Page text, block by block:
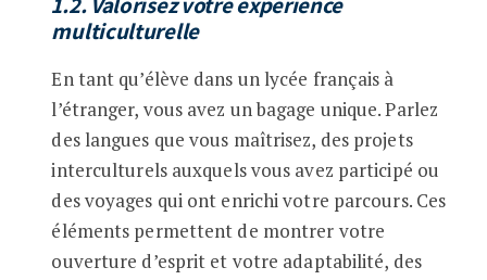
multiculturelle
En tant qu’élève dans un lycée français à
l’étranger, vous avez un bagage unique. Parlez
des langues que vous maîtrisez, des projets
interculturels auxquels vous avez participé ou
des voyages qui ont enrichi votre parcours. Ces
éléments permettent de montrer votre
ouverture d’esprit et votre adaptabilité, des